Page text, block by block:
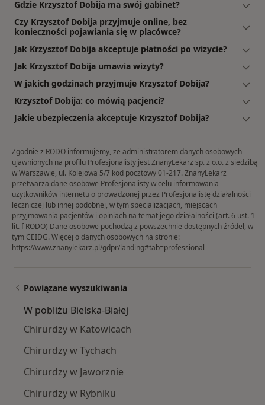
Gdzie Krzysztof Dobija ma swój gabinet?
Czy Krzysztof Dobija przyjmuje online, bez
konieczności pojawiania się w placówce?
Jak Krzysztof Dobija akceptuje płatności po wizycie?
Jak Krzysztof Dobija umawia wizyty?
W jakich godzinach przyjmuje Krzysztof Dobija?
Krzysztof Dobija: co mówią pacjenci?
Jakie ubezpieczenia akceptuje Krzysztof Dobija?
Zgodnie z RODO informujemy, że administratorem danych osobowych
ujawnionych na profilu Profesjonalisty jest ZnanyLekarz sp. z o.o. z siedzibą
w Warszawie, ul. Kolejowa 5/7 kod pocztowy 01-217. ZnanyLekarz
przetwarza dane osobowe Profesjonalisty w celu informowania
użytkowników internetu o prowadzonej przez Profesjonalistę działalności
leczniczej lub innej podobnej, w tym specjalizacjach, miejscach
przyjmowania pacjentów i opiniach na temat jego działalności (art. 6 ust. 1
lit. f RODO) Dane osobowe pochodzą z powszechnie dostępnych źródeł, w
tym CEIDG. Więcej o danych osobowych na stronie:
https://www.znanylekarz.pl/gdpr/landing#tab=professional
Powiązane wyszukiwania
W pobliżu Bielska-Białej
Chirurdzy w Katowicach
Chirurdzy w Tychach
Chirurdzy w Jaworznie
Chirurdzy w Rybniku